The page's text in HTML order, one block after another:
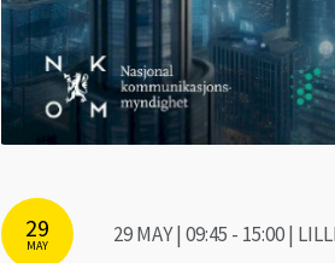
29
MAY 29 MAY | 09:45 - 15:00 |